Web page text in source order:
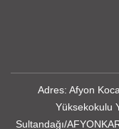
Adres: Afyon
Yüksekokulu
Sultandağı/